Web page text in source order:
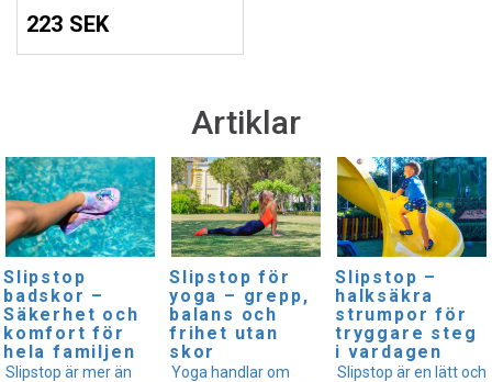
223 SEK
Artiklar
Slipstop
badskor –
Säkerhet och
komfort för
hela familjen
Slipstop är mer än
Slipstop för
yoga – grepp,
balans och
frihet utan
skor
Yoga handlar om
Slipstop –
halksäkra
strumpor för
tryggare steg
i vardagen
Slipstop är en lätt och